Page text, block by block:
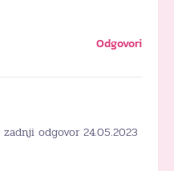
Odgovori
zadnji odgovor 24.05.2023